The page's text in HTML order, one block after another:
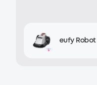
eufy Robot